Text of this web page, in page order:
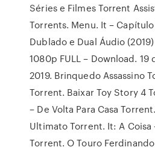
Séries e Filmes Torrent
Torrents. Menu. It –
Dublado e Dual Áudio
1080p FULL – Download.
2019. Brinquedo Assassino
Torrent. Baixar Toy Story 4
– De Volta Para Casa
Ultimato Torrent. It: A Coisa
Torrent. O Touro